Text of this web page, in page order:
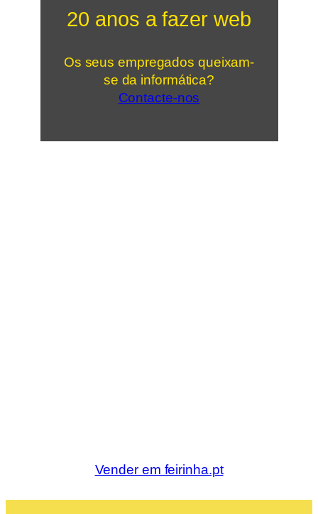
20 anos a fazer web
Os seus empregados queixam-
se da informática?
Contacte-nos
Vender em feirinha.pt